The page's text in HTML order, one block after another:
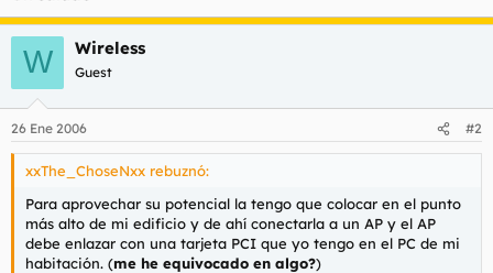
W Wireless
Guest
26 Ene 2006 #2
xxThe_ChoseNxx rebuznó:
Para aprovechar su potencial la tengo que colocar en el punto
más alto de mi edificio y de ahí conectarla a un AP y el AP
debe enlazar con una tarjeta PCI que yo tengo en el PC de mi
habitación. (me he equivocado en algo?)